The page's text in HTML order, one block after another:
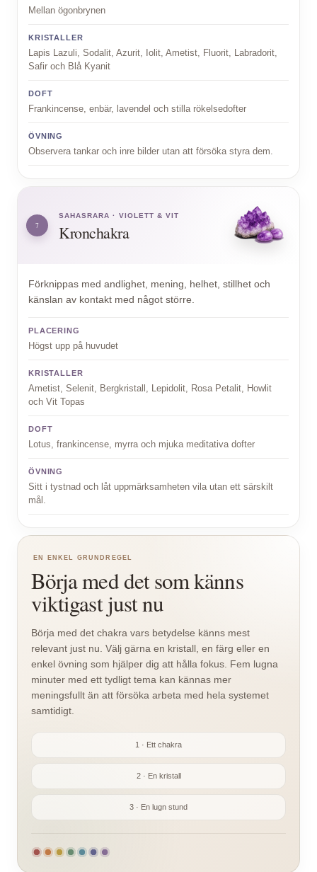
Mellan ögonbrynen
KRISTALLER
Lapis Lazuli, Sodalit, Azurit, Iolit, Ametist, Fluorit, Labradorit,
Safir och Blå Kyanit
DOFT
Frankincense, enbär, lavendel och stilla rökelsedofter
ÖVNING
Observera tankar och inre bilder utan att försöka styra dem.
7
SAHASRARA · VIOLETT & VIT
Kronchakra
Förknippas med andlighet, mening, helhet, stillhet och
känslan av kontakt med något större.
PLACERING
Högst upp på huvudet
KRISTALLER
Ametist, Selenit, Bergkristall, Lepidolit, Rosa Petalit, Howlit
och Vit Topas
DOFT
Lotus, frankincense, myrra och mjuka meditativa dofter
ÖVNING
Sitt i tystnad och låt uppmärksamheten vila utan ett särskilt
mål.
EN ENKEL GRUNDREGEL
Börja med det som känns
viktigast just nu
Börja med det chakra vars betydelse känns mest
relevant just nu. Välj gärna en kristall, en färg eller en
enkel övning som hjälper dig att hålla fokus. Fem lugna
minuter med ett tydligt tema kan kännas mer
meningsfullt än att försöka arbeta med hela systemet
samtidigt.
1 · Ett chakra
2 · En kristall
3 · En lugn stund